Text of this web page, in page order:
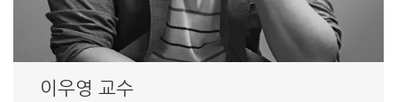
이우영 교수